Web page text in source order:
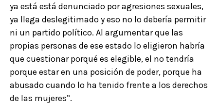
ya está está denunciado por agresiones sexuales,
ya llega deslegitimado y eso no lo debería permitir
ni un partido político. Al argumentar que las
propias personas de ese estado lo eligieron habría
que cuestionar porqué es elegible, el no tendría
porque estar en una posición de poder, porque ha
abusado cuando lo ha tenido frente a los derechos
de las mujeres”.